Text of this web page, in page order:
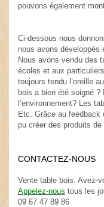
pouvons également
Ci-dessous nous
nous avons développés
Nous avons vendu des
écoles et aux
toujours tendu l’oreille
bois a bien été soigné ?
l’environnement? Les
Etc. Grâce au
pu créer des produits de
CONTACTEZ-NOUS
Vente table bois. Avez-
Appelez-nous tous les
09 67 47 89 86